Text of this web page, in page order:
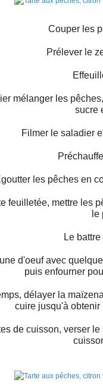
Couper les
Prélever le
mélanger les
sucre
Filmer le saladier
les pêches en
feuilletée, mettre les
le
Le
d'oeuf avec
puis enfourner
délayer la
cuire jusqu'à
de cuisson, verser